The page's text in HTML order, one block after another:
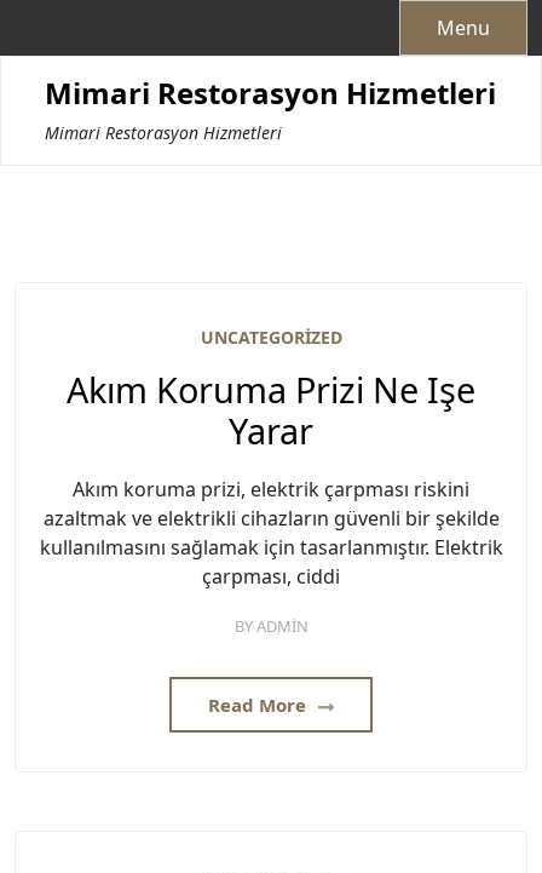
Menu
Mimari Restorasyon Hizmetleri
Mimari Restorasyon Hizmetleri
UNCATEGORIZED
Akım Koruma Prizi Ne Işe
Yarar
Akım koruma prizi, elektrik çarpması riskini
azaltmak ve elektrikli cihazların güvenli bir şekilde
kullanılmasını sağlamak için tasarlanmıştır. Elektrik
çarpması, ciddi
BYADMIN
Read More